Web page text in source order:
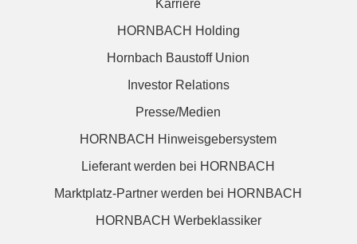
Karriere
HORNBACH Holding
Hornbach Baustoff Union
Investor Relations
Presse/Medien
HORNBACH Hinweisgebersystem
Lieferant werden bei HORNBACH
Marktplatz-Partner werden bei HORNBACH
HORNBACH Werbeklassiker